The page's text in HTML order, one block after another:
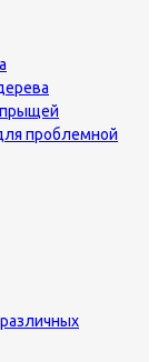
прыщей
проблемной